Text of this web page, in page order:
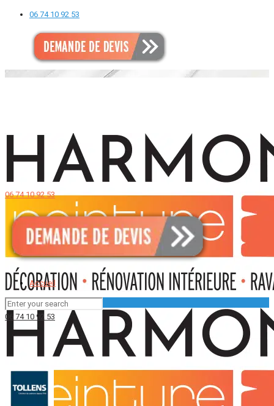
06 74 10 92 53
06 74 10 92 53
Accueil
06 74 10 92 53